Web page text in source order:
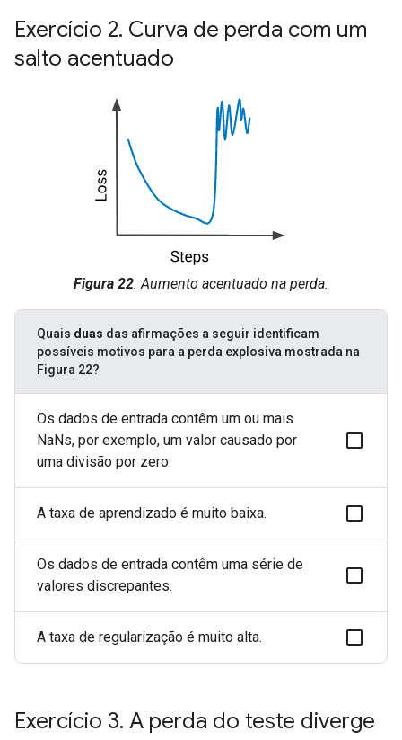
Exercício 2. Curva de perda com um
salto acentuado
Figura 22. Aumento acentuado na perda.
Quais duas das afirmações a seguir identificam
possíveis motivos para a perda explosiva mostrada na
Figura 22?
Os dados de entrada contêm um ou mais
NaNs, por exemplo, um valor causado por
uma divisão por zero.
A taxa de aprendizado é muito baixa.
Os dados de entrada contêm uma série de
valores discrepantes.
A taxa de regularização é muito alta.
Exercício 3. A perda do teste diverge